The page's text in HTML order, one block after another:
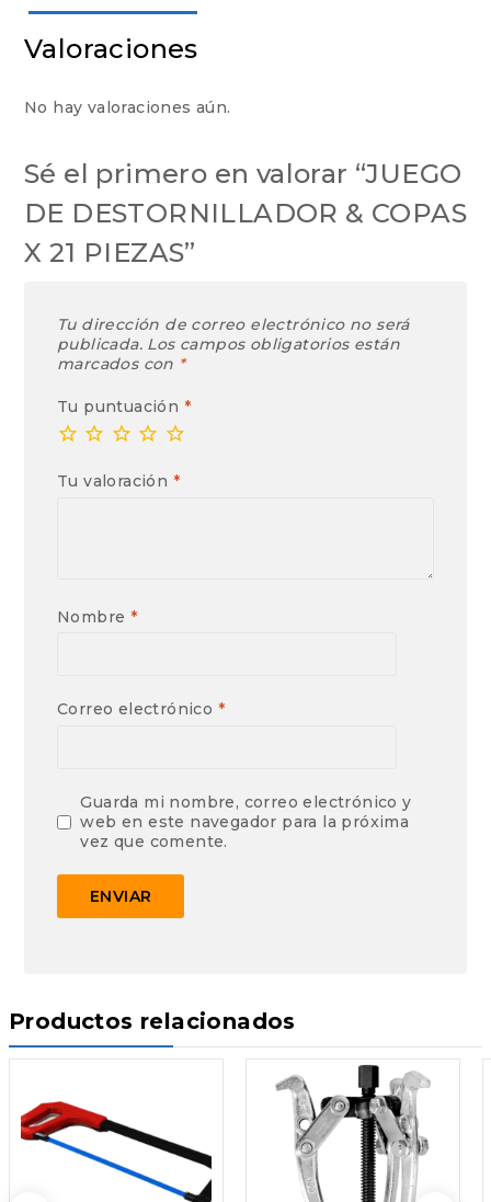
Valoraciones
No hay valoraciones aún.
Sé el primero en valorar “JUEGO
DE DESTORNILLADOR & COPAS
X 21 PIEZAS”
Tu dirección de correo electrónico no será
publicada. Los campos obligatorios están
marcados con *
Tu puntuación *
Tu valoración *
Nombre *
Correo electrónico *
Guarda mi nombre, correo electrónico y
web en este navegador para la próxima
vez que comente.
Productos relacionados